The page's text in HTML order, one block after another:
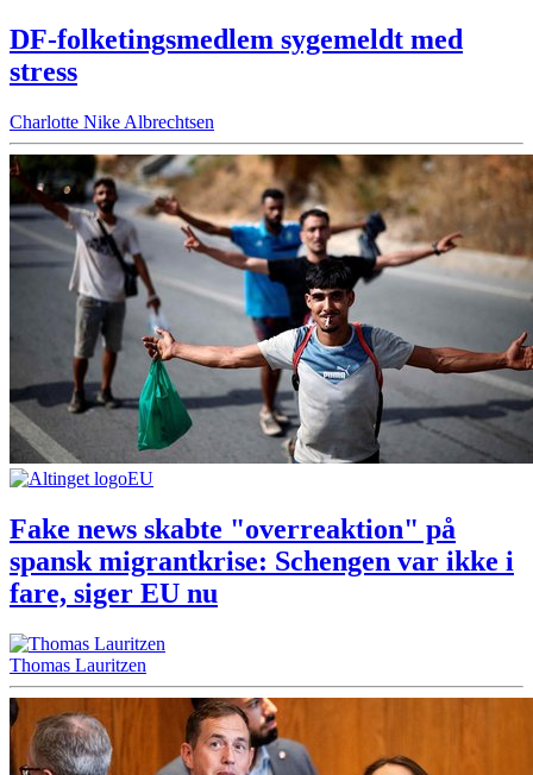
DF-folketingsmedlem sygemeldt med
stress
Charlotte Nike Albrechtsen
EU
Fake news skabte "overreaktion" på
spansk migrantkrise: Schengen var ikke i
fare, siger EU nu
Thomas Lauritzen